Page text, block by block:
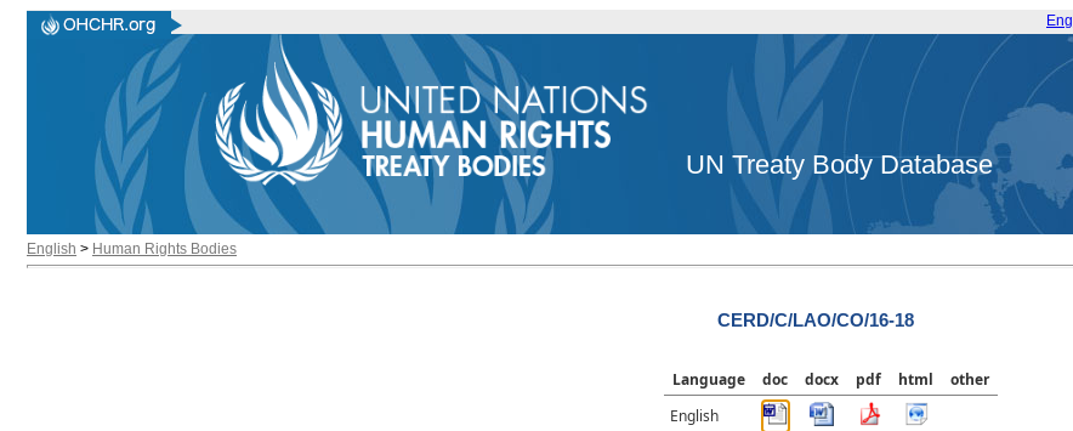
UN Treaty Body Database
English > Human Rights Bodies
CERD/C/LAO/CO/16-18
Language doc docx pdf html
other
English